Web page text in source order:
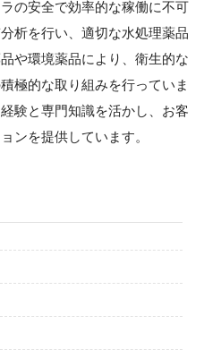
の安全で効率的な稼働に不可
析を行い、適切な水処理薬品
や環境薬品により、衛生的な
極的な取り組みを行っていま
験と専門知識を活かし、お客
ンを提供しています。